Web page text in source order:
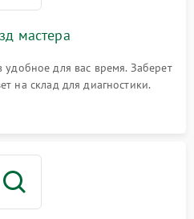
мастера
для вас время. Заберет
на склад для диагностики.